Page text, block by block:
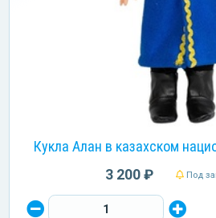
Кукла Алан в казахском
3 200 ₽ Под